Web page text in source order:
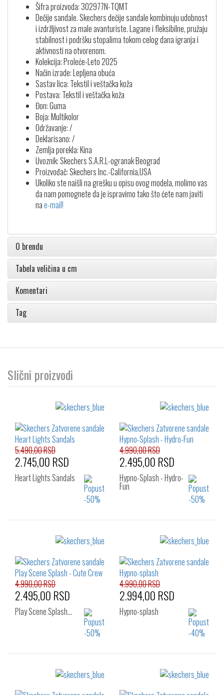
Šifra proizvoda: 302977N-TQMT
Dečije sandale. Skechers dečije sandale kombinuju udobnost
i izdržljivost za male avanturiste. Lagane i fleksibilne, pružaju
stabilnost i podršku stopalima tokom celog dana igranja i
aktivnosti na otvorenom.
Kolekcija: Proleće-Leto 2025
Način izrade: Lepljena obuća
Sastav lica: Tekstil i veštačka koža
Postava: Tekstil i veštačka koža
Đon: Guma
Boja: Multikolor
Održavanje: /
Deklarisano: /
Zemlja porekla: Kina
Uvoznik: Skechers S.A.R.L-ogranak Beograd
Proizvođač: Skechers Inc.-California,USA
Ukoliko ste naišli na grešku u opisu ovog modela, molimo vas
da nam pomognete da je ispravimo tako što ćete nam javiti
nae-mail!
O brendu
Tabela veličina u cm
Komentari
Tag
Slični proizvodi
Izaberi željeni broj:
5.490,00 RSD
2.745,00 RSD
Heart Lights Sandals
Izaberi željeni broj:
25
26
4.990,00 RSD
2.495,00 RSD
Hypno-Splash - Hydro-
Fun
Izaberi željeni broj:
4.990,00 RSD
2.495,00 RSD
Play Scene Splash…
Izaberi željeni broj:
4.990,00 RSD
2.994,00 RSD
Hypno-splash